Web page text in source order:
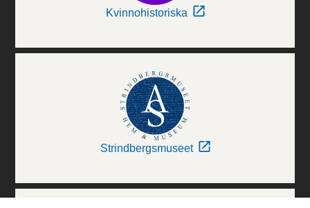
Kvinnohistoriska
Strindbergsmuseet